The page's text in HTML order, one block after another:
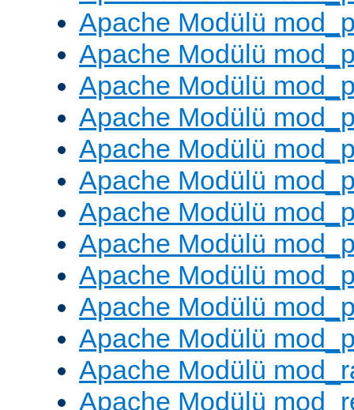
Apache Modülü
Apache Modülü
Apache Modülü
Apache Modülü
Apache Modülü
Apache Modülü
Apache Modülü
Apache Modülü
Apache Modülü
Apache Modülü
Apache Modülü
Apache Modülü
Apache Modülü